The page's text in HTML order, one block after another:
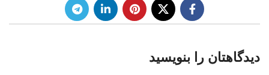
دیدگاهتان را بنویسید